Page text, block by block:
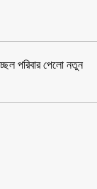
পরিবার পেলো নতুন